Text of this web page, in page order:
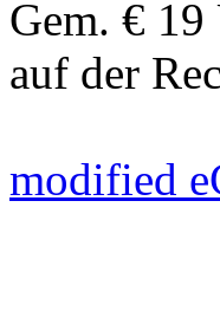
Gem. €
auf der
modified